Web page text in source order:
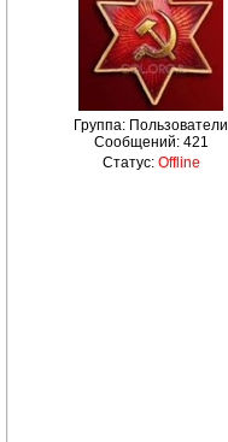
Группа: Пользователи
Сообщений: 421
Статус: Offline